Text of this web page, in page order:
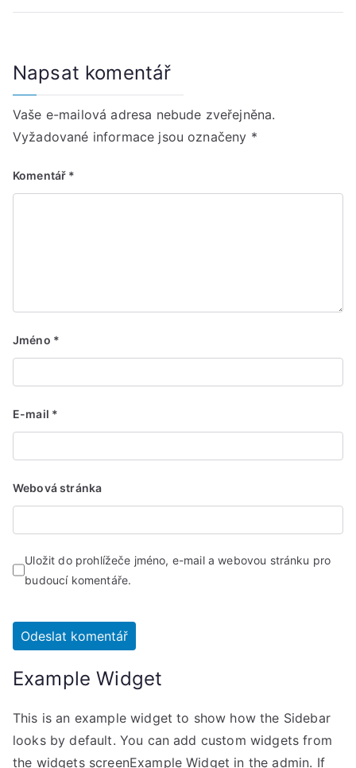
Napsat komentář
Vaše e-mailová adresa nebude zveřejněna.
Vyžadované informace jsou označeny *
Komentář *
Jméno *
E-mail *
Webová stránka
Uložit do prohlížeče jméno, e-mail a webovou stránku pro
budoucí komentáře.
Example Widget
This is an example widget to show how the Sidebar
looks by default. You can add custom widgets from
the widgets screenExample Widget in the admin. If